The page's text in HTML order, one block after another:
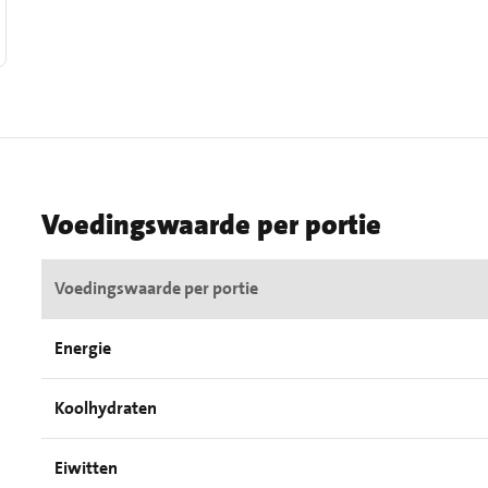
Voedingswaarde per portie
Voedingswaarde per portie
Energie
Koolhydraten
Eiwitten